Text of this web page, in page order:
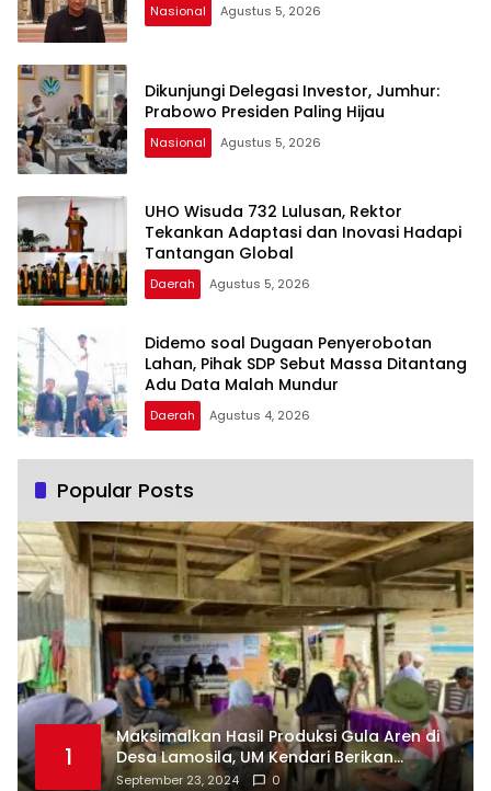
Nasional Agustus 5, 2026
Dikunjungi Delegasi Investor, Jumhur:
Prabowo Presiden Paling Hijau
Nasional Agustus 5, 2026
UHO Wisuda 732 Lulusan, Rektor
Tekankan Adaptasi dan Inovasi Hadapi
Tantangan Global
Daerah Agustus 5, 2026
Didemo soal Dugaan Penyerobotan
Lahan, Pihak SDP Sebut Massa Ditantang
Adu Data Malah Mundur
Daerah Agustus 4, 2026
Popular Posts
1
Maksimalkan Hasil Produksi Gula Aren di
Desa Lamosila, UM Kendari Berikan
Bantuan Alat Produksi Modern
September 23, 2024 0